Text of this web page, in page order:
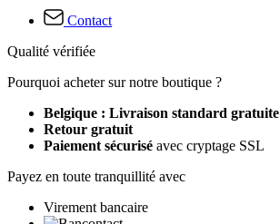
Contact
Qualité vérifiée
Pourquoi acheter sur notre boutique ?
Belgique : Livraison standard gratuite
Retour gratuit
Paiement sécurisé avec cryptage SSL
Payez en toute tranquillité avec
Virement bancaire